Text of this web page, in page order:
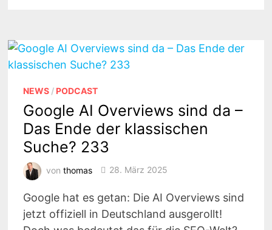
SEO
ENDGÜLTIG
TOT?
#234
NEWS/ PODCAST
Google AI Overviews sind da –
Das Ende der klassischen
Suche? 233
von thomas 28. März 2025
Google hat es getan: Die AI Overviews sind
jetzt offiziell in Deutschland ausgerollt!